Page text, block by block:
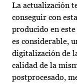
La actualización
conseguir con
producido en
es considerable,
digitalización de
calidad de la
postprocesado,